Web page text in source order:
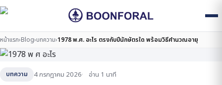
หน้าแรก›Blog›บทความ›1978 พ.ศ. อะไร ตรงกับปีนักษัตรใด พร้อมวิธีคำนวณอายุ
บทความ 4 กรกฎาคม 2026 อ่าน 1 นาที